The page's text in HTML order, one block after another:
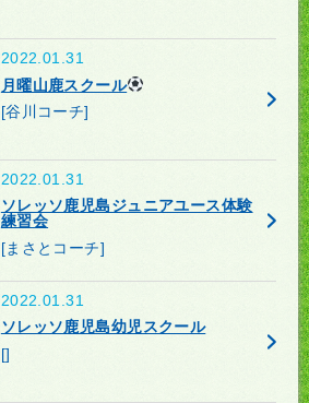
2022.01.31
月曜山鹿スクール
[谷川コーチ]
2022.01.31
ソレッソ鹿児島ジュニアユース体験
練習会
[まさとコーチ]
2022.01.31
ソレッソ鹿児島幼児スクール
[]